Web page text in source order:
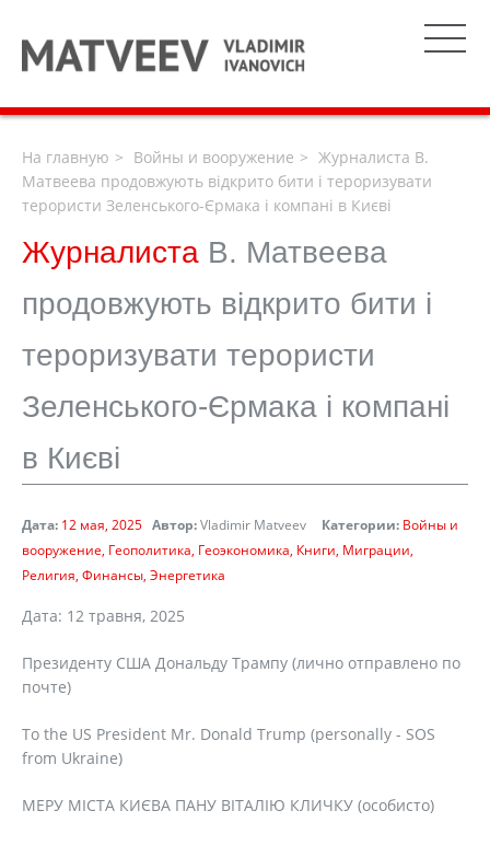
На главную Войны и вооружение
Журналиста В.
Матвеева продовжують відкрито бити і тероризувати
терористи Зеленського-Єрмака і компані в Києві
Журналиста В. Матвеева
продовжують відкрито бити і
тероризувати терористи
Зеленського-Єрмака і компані
в Києві
Дата: 12 мая, 2025 Автор:Vladimir Matveev Категории: Войны и
вооружение Геополитика Геоэкономика Книги Миграции
Религия Финансы Энергетика
Дата: 12 травня, 2025
Президенту США Дональду Трампу (лично отправлено по
почте)
To the US President Mr. Donald Trump (personаlly - SOS
from Ukraine)
МЕРУ МІСТА КИЄВА ПАНУ ВІТАЛІЮ КЛИЧКУ (особисто)